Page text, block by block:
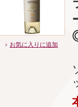
お気に入りに追加